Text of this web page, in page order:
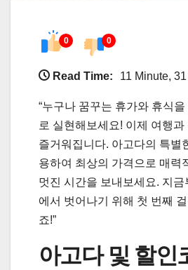
0 0
Read Time: 11 Minute,
“누구나 꿈꾸는 휴가와 휴식
로 실현해보세요! 이제 여행
즐거워집니다. 아고다의 특별
용하여 최상의 가격으로 매력
멋진 시간을 보내보세요. 지
에서 벗어나기 위해 첫 번째
죠!”
아고다 및 할인